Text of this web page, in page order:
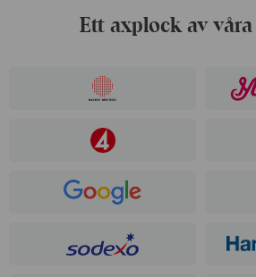
Ett axplock av